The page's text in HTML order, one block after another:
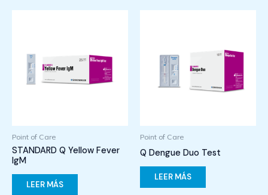
Point of Care
STANDARD Q Yellow Fever
IgM
LEER MÁS
Point of Care
Q Dengue Duo Test
LEER MÁS